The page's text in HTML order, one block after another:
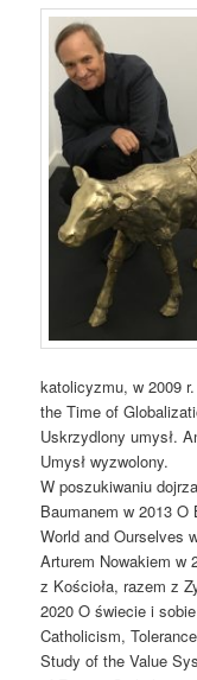
katolicyzmu, w 2009
the Time of
Uskrzydlony umysł.
Umysł wyzwolony.
W poszukiwaniu
Baumanem w 2013 O
World and Ourselves
Arturem Nowakiem w
z Kościoła, razem z
2020 O świecie i
Catholicism,
Study of the Value